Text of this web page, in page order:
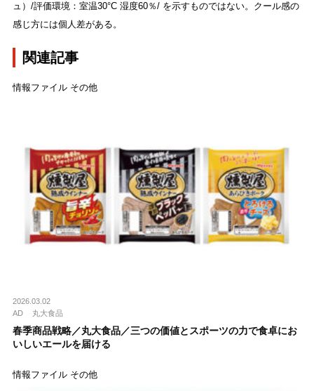
ュ）/評価環境：室温30°C 湿度60％/ を示すものではない。クール感の
感じ方には個人差がある。
関連記事
情報ファイル その他
2026.03.02
AD
丸大食品
春季商品戦略／丸大食品／三つの価値とスポーツの力で食卓にお
いしいエールを届ける
情報ファイル その他